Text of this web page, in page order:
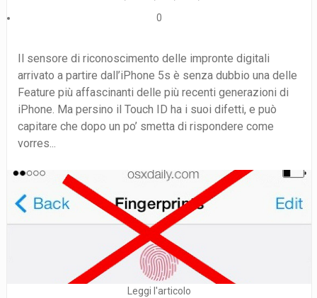
0
Il sensore di riconoscimento delle impronte digitali
arrivato a partire dall’iPhone 5s è senza dubbio una delle
Feature più affascinanti delle più recenti generazioni di
iPhone. Ma persino il Touch ID ha i suoi difetti, e può
capitare che dopo un po’ smetta di rispondere come
vorres...
Leggi l'articolo